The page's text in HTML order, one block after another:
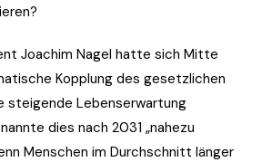
Joachim Nagel hatte sich Mitte
Kopplung des gesetzlichen
steigende Lebenserwartung
dies nach 2031 „nahezu
Menschen im Durchschnitt länger